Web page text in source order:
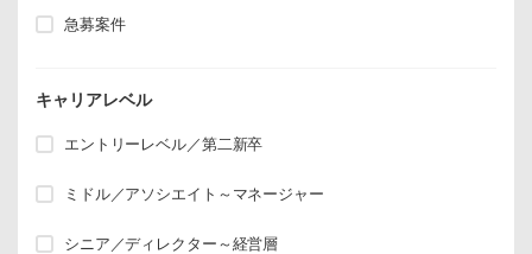
急募案件
キャリアレベル
エントリーレベル／第二新卒
ミドル／アソシエイト～マネージャー
シニア／ディレクター～経営層